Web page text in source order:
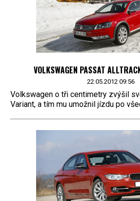
VOLKSWAGEN PASSAT
22.05.2012 09:56
Volkswagen o tři centimetry zvýšil
Variant, a tím mu umožnil jízdu po